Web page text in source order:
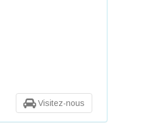
Visitez-nous